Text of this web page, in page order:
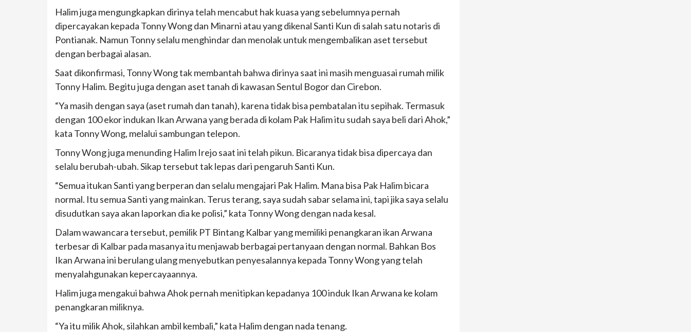
Halim juga mengungkapkan dirinya telah mencabut hak kuasa yang sebelumnya pernah
dipercayakan kepada Tonny Wong dan Minarni atau yang dikenal Santi Kun di salah satu notaris di
Pontianak. Namun Tonny selalu menghindar dan menolak untuk mengembalikan aset tersebut
dengan berbagai alasan.
Saat dikonfirmasi, Tonny Wong tak membantah bahwa dirinya saat ini masih menguasai rumah milik
Tonny Halim. Begitu juga dengan aset tanah di kawasan Sentul Bogor dan Cirebon.
“Ya masih dengan saya (aset rumah dan tanah), karena tidak bisa pembatalan itu sepihak. Termasuk
dengan 100 ekor indukan Ikan Arwana yang berada di kolam Pak Halim itu sudah saya beli dari Ahok,”
kata Tonny Wong, melalui sambungan telepon.
Tonny Wong juga menunding Halim Irejo saat ini telah pikun. Bicaranya tidak bisa dipercaya dan
selalu berubah-ubah. Sikap tersebut tak lepas dari pengaruh Santi Kun.
“Semua itukan Santi yang berperan dan selalu mengajari Pak Halim. Mana bisa Pak Halim bicara
normal. Itu semua Santi yang mainkan. Terus terang, saya sudah sabar selama ini, tapi jika saya selalu
disudutkan saya akan laporkan dia ke polisi,” kata Tonny Wong dengan nada kesal.
Dalam wawancara tersebut, pemilik PT Bintang Kalbar yang memiliki penangkaran ikan Arwana
terbesar di Kalbar pada masanya itu menjawab berbagai pertanyaan dengan normal. Bahkan Bos
Ikan Arwana ini berulang ulang menyebutkan penyesalannya kepada Tonny Wong yang telah
menyalahgunakan kepercayaannya.
Halim juga mengakui bahwa Ahok pernah menitipkan kepadanya 100 induk Ikan Arwana ke kolam
penangkaran miliknya.
“Ya itu milik Ahok, silahkan ambil kembali,” kata Halim dengan nada tenang.